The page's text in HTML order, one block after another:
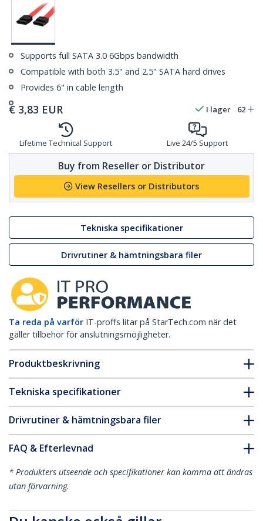
Supports full SATA 3.0 6Gbps bandwidth
Compatible with both 3.5" and 2.5" SATA hard drives
Provides 6" in cable length
€ 3,83 EUR I lager 62
Lifetime Technical Support Live 24/5 Support
Buy from Reseller or Distributor
View Resellers or Distributors
Tekniska specifikationer
Drivrutiner & hämtningsbara filer
Ta reda på varför IT-proffs litar på StarTech.com när det
gäller tillbehör för anslutningsmöjligheter.
Produktbeskrivning
Tekniska specifikationer
Drivrutiner & hämtningsbara filer
FAQ & Efterlevnad
* Produkters utseende och specifikationer kan komma att ändras
utan förvarning.